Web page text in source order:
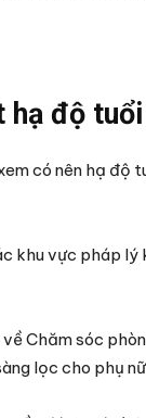
hạ độ
có nên hạ
khu vực pháp
Chăm sóc
lọc cho phụ